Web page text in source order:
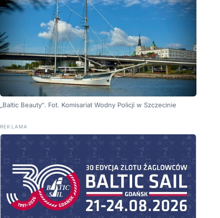
„Baltic Beauty”. Fot. Komisariat Wodny Policji w Szczecinie
REKLAMA